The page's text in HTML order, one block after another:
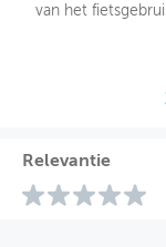
van het
Relevantie